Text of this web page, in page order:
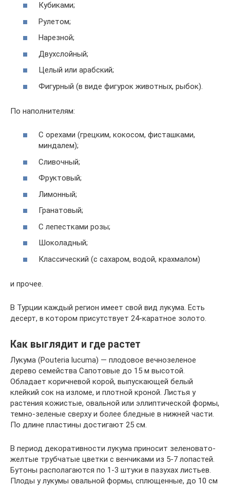
Кубиками;
Рулетом;
Нарезной;
Двухслойный;
Целый или арабский;
Фигурный (в виде фигурок животных, рыбок).
По наполнителям:
С орехами (грецким, кокосом, фисташками,
миндалем);
Сливочный;
Фруктовый;
Лимонный;
Гранатовый;
С лепестками розы;
Шоколадный;
Классический (с сахаром, водой, крахмалом)
и прочее.
В Турции каждый регион имеет свой вид лукума. Есть
десерт, в котором присутствует 24-каратное золото.
Как выглядит и где растет
Лукума (Pouteria lucuma) — плодовое вечнозеленое
дерево семейства Сапотовые до 15 м высотой.
Обладает коричневой корой, выпускающей белый
клейкий сок на изломе, и плотной кроной. Листья у
растения кожистые, овальной или эллиптической формы,
темно-зеленые сверху и более бледные в нижней части.
По длине пластины достигают 25 см.
В период декоративности лукума приносит зеленовато-
желтые трубчатые цветки с венчиками из 5-7 лопастей.
Бутоны располагаются по 1-3 штуки в пазухах листьев.
Плоды у лукумы овальной формы, сплющенные, до 10 см